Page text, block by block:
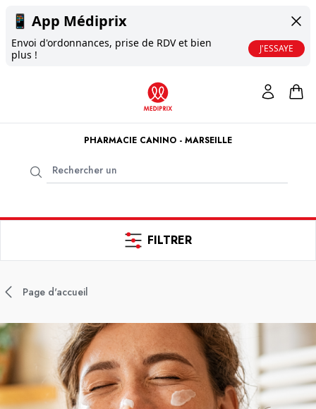
📱 App Médiprix
Envoi d'ordonnances, prise de RDV et bien
plus !
J'ESSAYE
PHARMACIE CANINO - MARSEILLE
FILTRER
Page d'accueil